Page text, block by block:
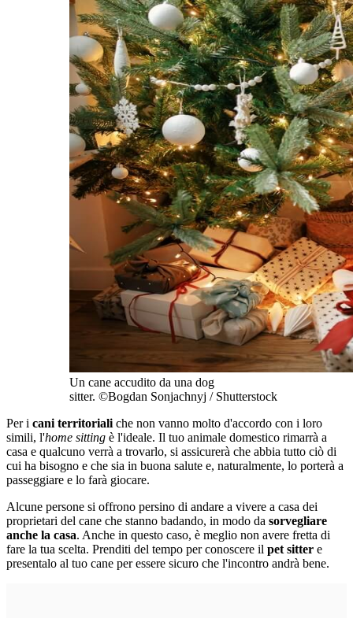
Un cane accudito da una dog
sitter. ©Bogdan Sonjachnyj / Shutterstock
Per i cani territorialiche non vanno molto d'accordo con i loro
simili, l'home sitting è l'ideale. Il tuo animale domestico rimarrà a
casa e qualcuno verrà a trovarlo, si assicurerà che abbia tutto ciò di
cui ha bisogno e che sia in buona salute e, naturalmente, lo porterà a
passeggiare e lo farà giocare.
Alcune persone si offrono persino di andare a vivere a casa dei
proprietari del cane che stanno badando, in modo da sorvegliare
anche la casa. Anche in questo caso, è meglio non avere fretta di
fare la tua scelta. Prenditi del tempo per conoscere il pet sitter e
presentalo al tuo cane per essere sicuro che l'incontro andrà bene.